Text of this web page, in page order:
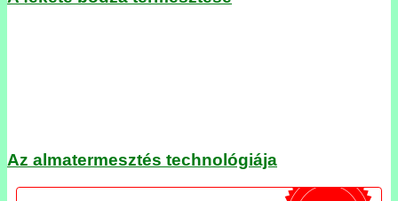
Az almatermesztés technológiája